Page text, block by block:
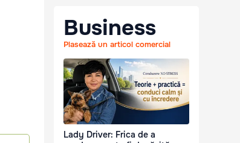
Business
Plasează un articol comercial
Lady Driver: Frica de a